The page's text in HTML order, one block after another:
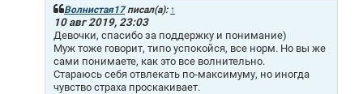
Волнистая17писал(а): ↑
10 авг 2019, 23:03
Девочки, спасибо за поддержку и понимание)
Муж тоже говорит, типо успокойся, все норм. Но вы же
сами понимаете, как это все волнительно.
Стараюсь себя отвлекать по-максимуму, но иногда
чувство страха проскакивает.